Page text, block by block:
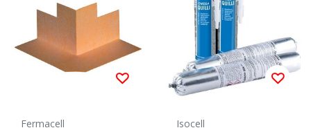
Fermacell Isocell